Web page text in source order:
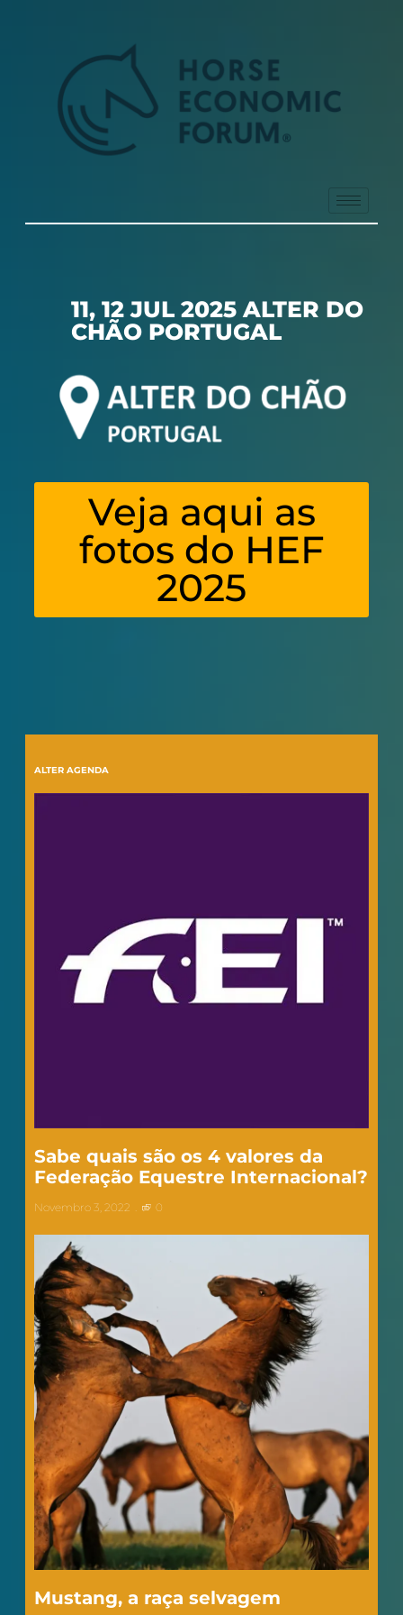
11, 12 JUL 2025 ALTER DO
CHÃO PORTUGAL
Veja aqui as
fotos do HEF
2025
ALTER AGENDA
Sabe quais são os 4 valores da
Federação Equestre Internacional?​
Novembro 3, 2022 0
Mustang, a raça selvagem